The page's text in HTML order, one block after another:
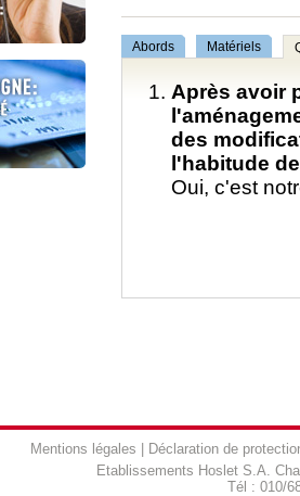
Abords Matériels
Après avoir
des
l'habitude
Oui, c'est
Mentions légales
Déclaration de
Etablissements Hoslet S.A.
Tél : 010/